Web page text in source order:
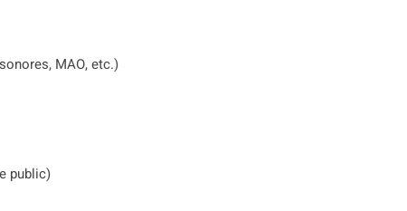
MAO, etc.)
public)